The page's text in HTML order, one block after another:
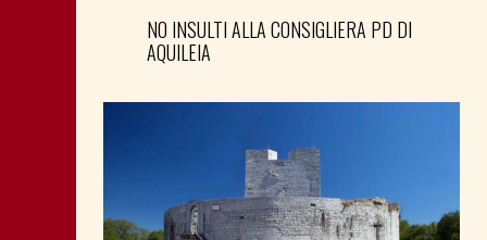
NO INSULTI ALLA CONSIGLIERA PD DI
AQUILEIA